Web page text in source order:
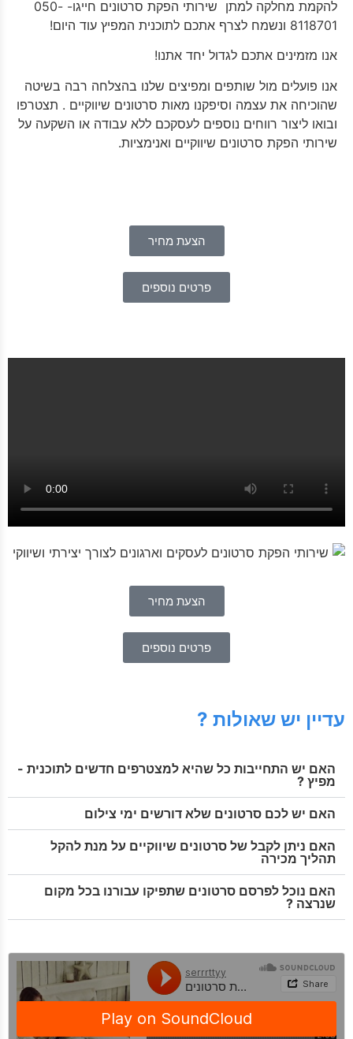
להקמת מחלקה למתן שירותי הפקת סרטונים חייגו- 050-
8118701 ונשמח לצרף אתכם לתוכנית המפיץ עוד היום!
אנו מזמינים אתכם לגדול יחד אתנו!
אנו פועלים מול שותפים ומפיצים שלנו בהצלחה רבה בשיטה
שהוכיחה את עצמה וסיפקנו מאות סרטונים שיווקיים . תצטרפו
ובואו ליצור רווחים נוספים לעסקכם ללא עבודה או השקעה על
שירותי הפקת סרטונים שיווקיים ואנימציות.
הצעת מחיר
פרטים נוספים
הצעת מחיר
פרטים נוספים
עדיין יש שאולות ?
האם יש התחייבות כל שהיא למצטרפים חדשים לתוכנית -
מפיץ ?
האם יש לכם סרטונים שלא דורשים ימי צילום
האם ניתן לקבל של סרטונים שיווקיים על מנת להקל
תהליך מכירה
האם נוכל לפרסם סרטונים שתפיקו עבורנו בכל מקום
שנרצה ?